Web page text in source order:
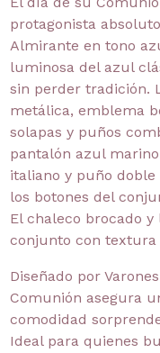
protagonista
Almirante en tono
luminosa del azul
sin perder tradición.
metálica, emblema
solapas y puños
pantalón azul
italiano y puño
los botones del
El chaleco brocado
conjunto con textura
Diseñado por
Comunión asegura
comodidad
Ideal para quienes